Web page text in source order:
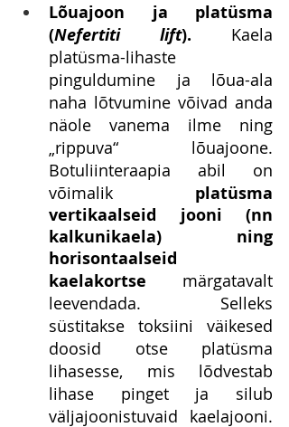
Lõuajoon ja platüsma
(Nefertiti lift). Kaela
platüsma-lihaste
pinguldumine ja lõua-ala
naha lõtvumine võivad anda
näole vanema ilme ning
„rippuva“ lõuajoone.
Botuliinteraapia abil on
võimalik platüsma
vertikaalseid jooni (nn
kalkunikaela) ning
horisontaalseid
kaelakortse märgatavalt
leevendada. Selleks
süstitakse toksiini väikesed
doosid otse platüsma
lihasesse, mis lõdvestab
lihase pinget ja silub
väljajoonistuvaid kaelajooni.